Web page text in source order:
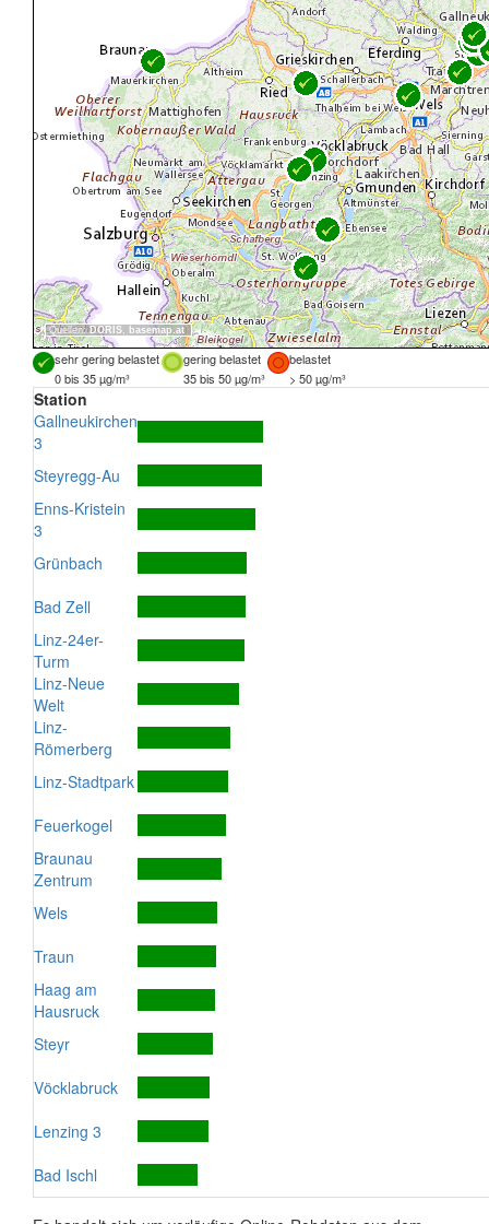
Quellen:DORIS, basemap.at
sehr gering belastet gering belastet
belastet
0 bis 35 µg/m³
35 bis 50 µg/m³ > 50 µg/m³
Station
Gallneukirchen
3
Steyregg-Au
Enns-Kristein
3
Grünbach
Bad Zell
Linz-24er-
Turm
Linz-Neue
Welt
Linz-
Römerberg
Linz-Stadtpark
Feuerkogel
Braunau
Zentrum
Wels
Traun
Haag am
Hausruck
Steyr
Vöcklabruck
Lenzing 3
Bad Ischl